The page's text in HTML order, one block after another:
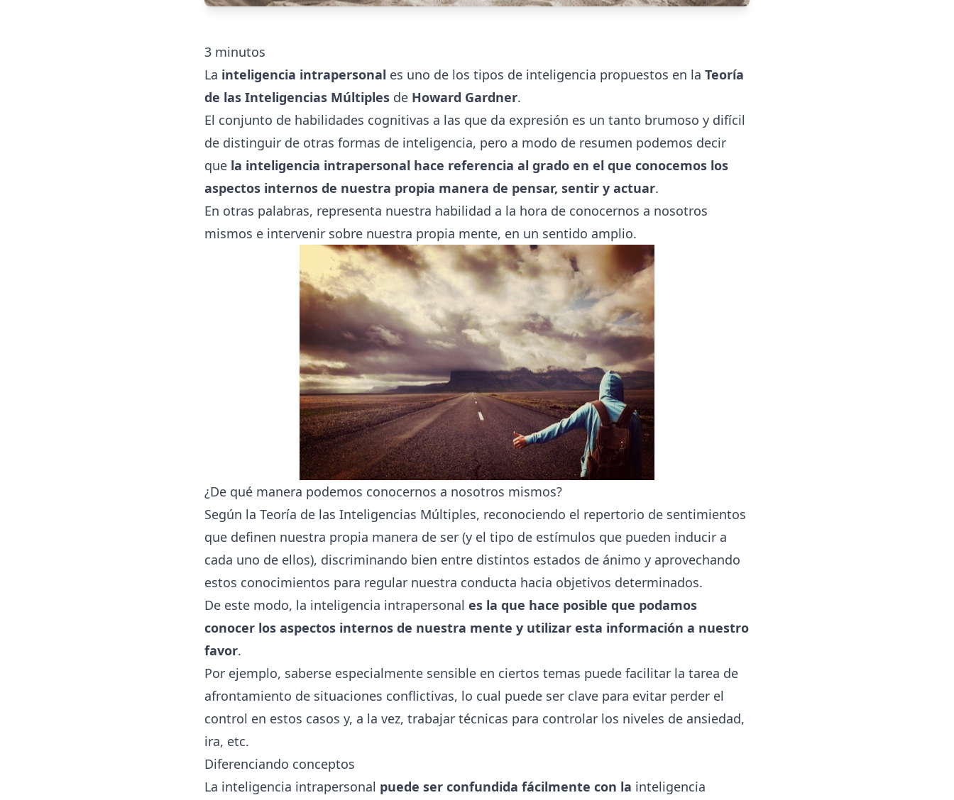
3 minutos
La inteligencia intrapersonal es uno de los tipos de inteligencia propuestos en la Teoría
de las Inteligencias Múltiples de Howard Gardner.
El conjunto de habilidades cognitivas a las que da expresión es un tanto brumoso y difícil
de distinguir de otras formas de inteligencia, pero a modo de resumen podemos decir
que la inteligencia intrapersonal hace referencia al grado en el que conocemos los
aspectos internos de nuestra propia manera de pensar, sentir y actuar.
En otras palabras, representa nuestra habilidad a la hora de conocernos a nosotros
mismos e intervenir sobre nuestra propia mente, en un sentido amplio.
¿De qué manera podemos conocernos a nosotros mismos?
Según la Teoría de las Inteligencias Múltiples, reconociendo el repertorio de sentimientos
que definen nuestra propia manera de ser (y el tipo de estímulos que pueden inducir a
cada uno de ellos), discriminando bien entre distintos estados de ánimo y aprovechando
estos conocimientos para regular nuestra conducta hacia objetivos determinados.
De este modo, la inteligencia intrapersonal es la que hace posible que podamos
conocer los aspectos internos de nuestra mente y utilizar esta información a nuestro
favor.
Por ejemplo, saberse especialmente sensible en ciertos temas puede facilitar la tarea de
afrontamiento de situaciones conflictivas, lo cual puede ser clave para evitar perder el
control en estos casos y, a la vez, trabajar técnicas para controlar los niveles de ansiedad,
ira, etc.
Diferenciando conceptos
La inteligencia intrapersonal puede ser confundida fácilmente con la inteligencia